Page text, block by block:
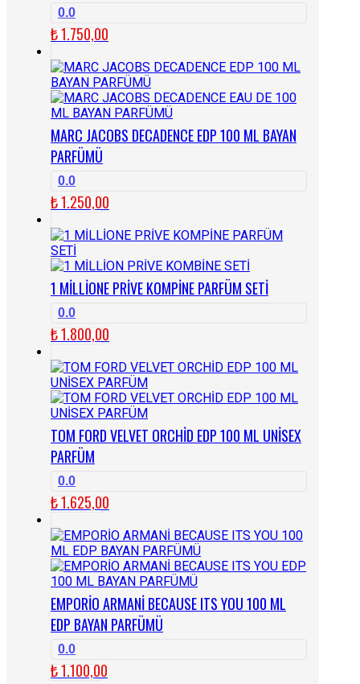
0.0
₺1.750,00
MARC JACOBS DECADENCE EDP 100 ML BAYAN
PARFÜMÜ
0.0
₺1.250,00
1 MİLLİONE PRİVE KOMPİNE PARFÜM SETİ
0.0
₺1.800,00
TOM FORD VELVET ORCHİD EDP 100 ML UNİSEX
PARFÜM
0.0
₺1.625,00
EMPORİO ARMANİ BECAUSE ITS YOU 100 ML
EDP BAYAN PARFÜMÜ
0.0
₺1.100,00